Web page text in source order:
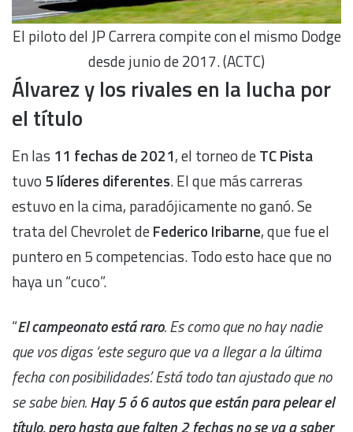
El piloto del JP Carrera compite con el mismo Dodge
desde junio de 2017. (ACTC)
Álvarez y los rivales en la lucha por
el título
En las 11 fechas de 2021, el torneo deTC Pista
tuvo 5 líderes diferentes. El que más carreras
estuvo en la cima, paradójicamente no ganó. Se
trata del Chevrolet deFederico Iribarne, que fue el
puntero en 5 competencias. Todo esto hace que no
haya un “cuco”.
“El campeonato está raro. Es como que no hay nadie
que vos digas ‘este seguro que va a llegar a la última
fecha con posibilidades’. Está todo tan ajustado que no
se sabe bien.Hay 5 ó 6 autos que están para pelear el
título, pero hasta que falten 2 fechas no se va a saber